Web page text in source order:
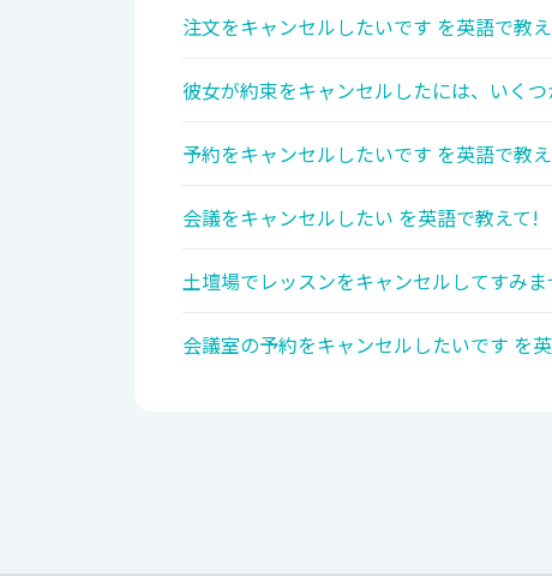
注文をキャンセルしたいです を英語で教
彼女が約束をキャンセルしたには、いく
予約をキャンセルしたいです を英語で教
会議をキャンセルしたい を英語で教えて!
土壇場でレッスンをキャンセルしてすみ
会議室の予約をキャンセルしたいです を